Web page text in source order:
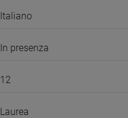
Italiano
In presenza
12
Laurea